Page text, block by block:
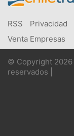
RSS Privacidad
Venta Empresas
© Copyright 2026
reservados |